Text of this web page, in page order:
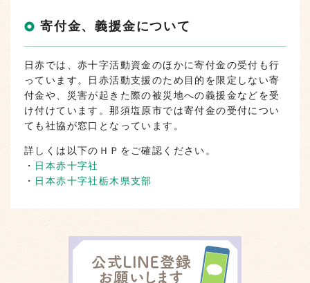
寄付金、義援金について
日赤では、赤十字活動資金のほかに寄付金の受付も行
っています。日赤活動支援のため目的を限定しない寄
付金や、災害が起きた際の被災地への義援金などを受
け付けています。那須塩原市では寄付金の受付につい
ても社協が窓口となっています。
詳しくは以下のＨＰをご確認ください。
・ 日本赤十字社
・ 日本赤十字社栃木県支部